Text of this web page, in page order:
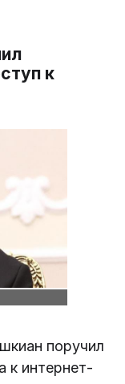
к
поручил
к интернет-